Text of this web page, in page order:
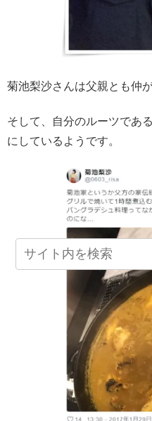
菊池梨沙さんは父親とも仲
そして、自分のルーツであ
にしているようです。